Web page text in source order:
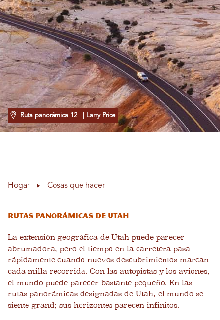
Ruta panorámica 12 | Larry Price
Hogar Cosas que hacer
Rutas panorámicas de Utah
La extensión geográfica de Utah puede parecer
abrumadora, pero el tiempo en la carretera pasa
rápidamente cuando nuevos descubrimientos marcan
cada milla recorrida. Con las autopistas y los aviones,
el mundo puede parecer bastante pequeño. En las
rutas panorámicas designadas de Utah, el mundo se
siente grand; sus horizontes parecen infinitos.